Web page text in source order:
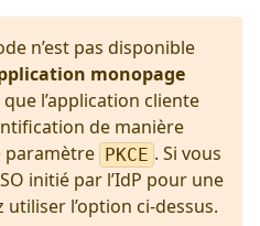
n’est pas disponible
monopage
l’application cliente
de manière
paramètre PKCE . Si vous
initié par l’IdP pour une
utiliser l’option ci-dessus.